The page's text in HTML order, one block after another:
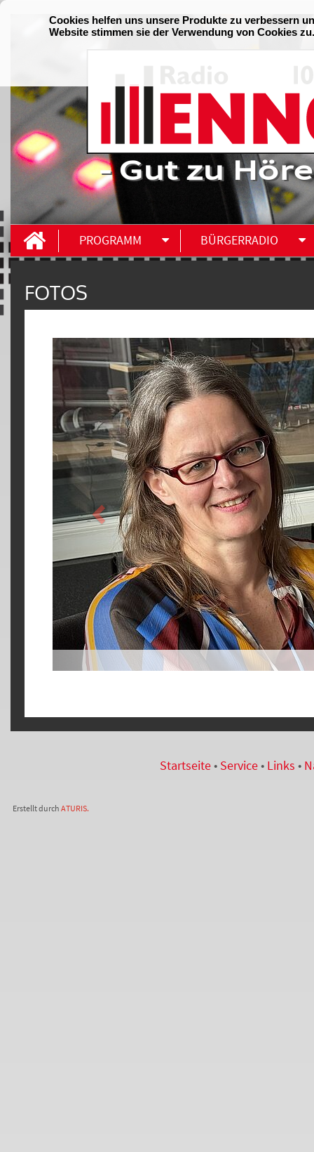
- Gut zu
PROGRAMM BÜRGERRADIO
FOTOS
Startseite• Service• Links •
Erstellt durch ATURIS.